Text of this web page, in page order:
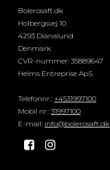
Bolerosaft.dk
Holbergsvej 10
4293 Dianalund
Denmark
CVR-nummer: 35889647
Helms Entreprise ApS
Telefonnr.: +4531997100
Mobil nr.: 31997100
E-mail: info@bolerosaft.dk